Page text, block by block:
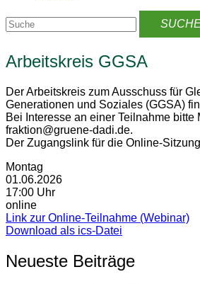
Arbeitskreis GGSA
Der Arbeitskreis zum Ausschuss für
Generationen und Soziales (GGSA)
Bei Interesse an einer Teilnahme bitte
fraktion@gruene-dadi.de.
Der Zugangslink für die Online-
Montag
01.06.2026
17:00 Uhr
online
Link zur Online-Teilnahme (Webinar)
Download als ics-Datei
Neueste Beiträge